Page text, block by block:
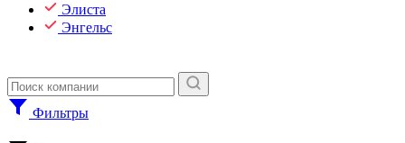
Элиста
Энгельс
Фильтры